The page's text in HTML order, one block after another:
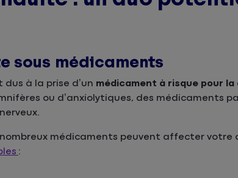
sous médicaments
dus à la prise d’un médicament à risque pour
ou d’anxiolytiques, des médicaments
médicaments peuvent affecter votre
: